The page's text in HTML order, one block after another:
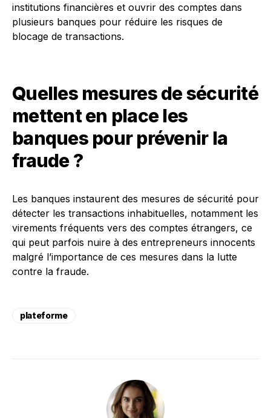
institutions financières et ouvrir des comptes dans
plusieurs banques pour réduire les risques de
blocage de transactions.
Quelles mesures de sécurité
mettent en place les
banques pour prévenir la
fraude ?
Les banques instaurent des mesures de sécurité pour
détecter les transactions inhabituelles, notamment les
virements fréquents vers des comptes étrangers, ce
qui peut parfois nuire à des entrepreneurs innocents
malgré l’importance de ces mesures dans la lutte
contre la fraude.
plateforme